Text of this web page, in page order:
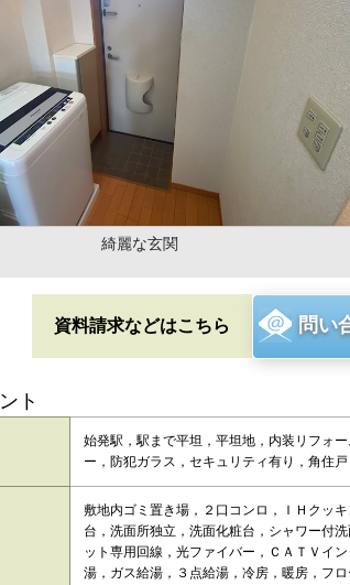
綺麗な玄関
資料請求などはこちら 問い
ト
始発駅，駅まで平坦，平坦地，内装リフォ
ー，防犯ガラス，セキュリティ有り，角住
敷地内ゴミ置き場，２口コンロ，ＩＨクッ
台，洗面所独立，洗面化粧台，シャワー付
ット専用回線，光ファイバー，ＣＡＴＶイ
湯，ガス給湯，３点給湯，冷房，暖房，フ